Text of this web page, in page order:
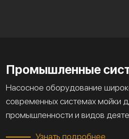
Промышленные
Насосное оборудование
современных системах мойки
промышленности и видов
Узнать подробнее